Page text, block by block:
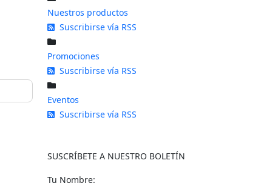
Nuestros productos
Suscribirse vía RSS
Promociones
Suscribirse vía RSS
Eventos
Suscribirse vía RSS
SUSCRÍBETE A NUESTRO BOLETÍN
Tu Nombre: